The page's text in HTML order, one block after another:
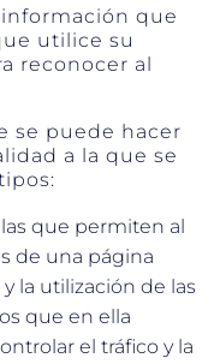
que
utilice su
reconocer al
se puede hacer
a la que se
que permiten al
de una página
la utilización de las
que en ella
el tráfico y la